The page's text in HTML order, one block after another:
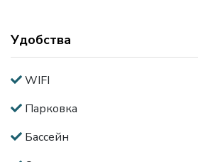
Удобства
WIFI
Парковка
Бассейн